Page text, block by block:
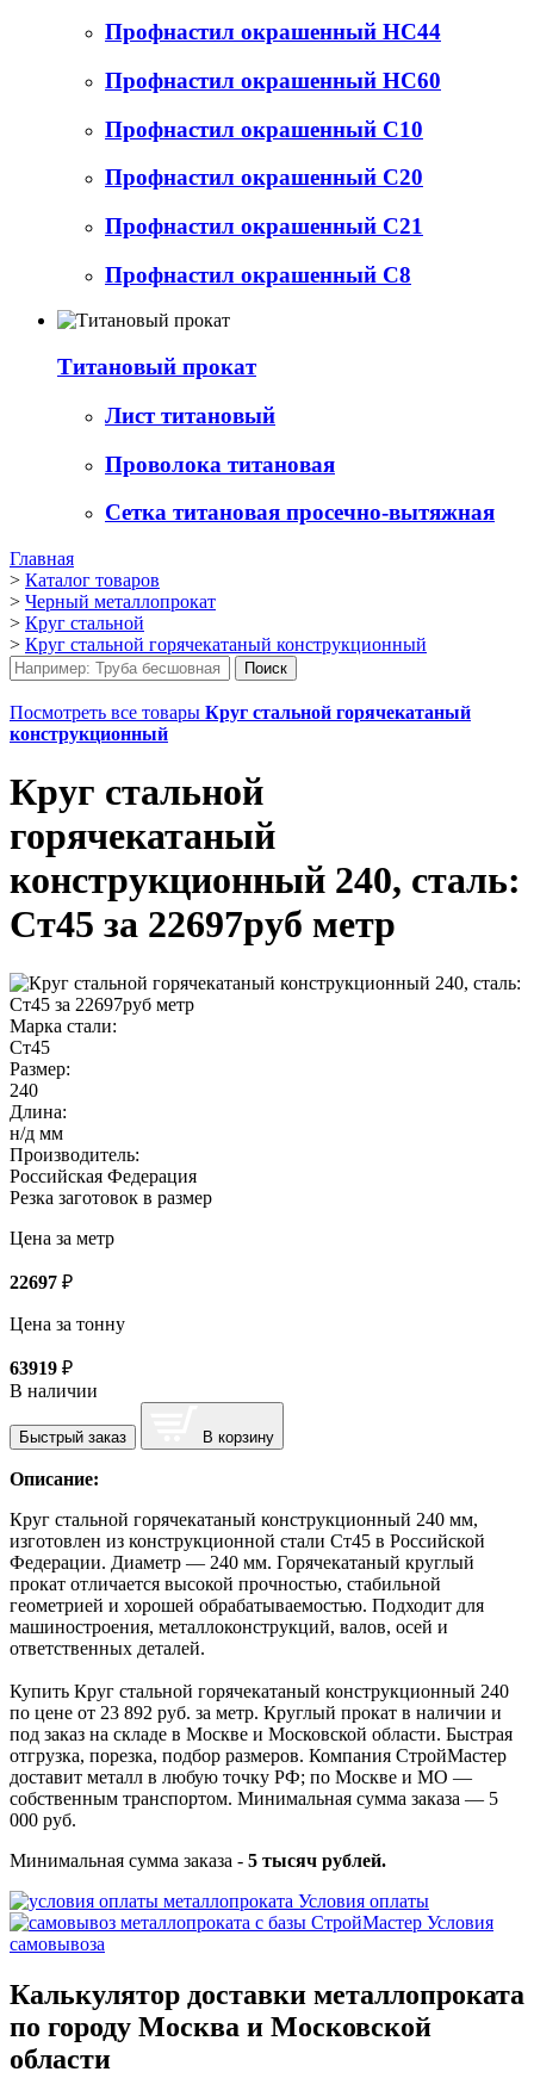
Профнастил окрашенный НС44
Профнастил окрашенный НС60
Профнастил окрашенный С10
Профнастил окрашенный С20
Профнастил окрашенный С21
Профнастил окрашенный С8
Титановый прокат
Лист титановый
Проволока титановая
Сетка титановая просечно-вытяжная
Главная
> Каталог товаров
> Черный металлопрокат
> Круг стальной
> Круг стальной горячекатаный конструкционный
Посмотреть все товары Круг стальной горячекатаный
конструкционный
Круг стальной
горячекатаный
конструкционный 240, сталь:
Ст45 за 22697руб метр
Марка стали:
Ст45
Размер:
240
Длина:
н/д мм
Производитель:
Российская Федерация
Резка заготовок в размер
Цена за метр
22697 ₽
Цена за тонну
63919 ₽
В наличии
Быстрый заказ В корзину
Описание:
Круг стальной горячекатаный конструкционный 240 мм,
изготовлен из конструкционной стали Ст45 в Российской
Федерации. Диаметр — 240 мм. Горячекатаный круглый
прокат отличается высокой прочностью, стабильной
геометрией и хорошей обрабатываемостью. Подходит для
машиностроения, металлоконструкций, валов, осей и
ответственных деталей.
Купить Круг стальной горячекатаный конструкционный 240
по цене от 23 892 руб. за метр. Круглый прокат в наличии и
под заказ на складе в Москве и Московской области. Быстрая
отгрузка, порезка, подбор размеров. Компания СтройМастер
доставит металл в любую точку РФ; по Москве и МО —
собственным транспортом. Минимальная сумма заказа — 5
000 руб.
Минимальная сумма заказа - 5 тысяч рублей.
Условия оплаты
Условия
самовывоза
Калькулятор доставки металлопроката
по городу Москва и Московской
области